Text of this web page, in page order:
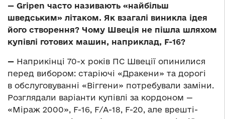
— Gripen часто називають «найбільш
шведським» літаком. Як взагалі виникла ідея
його створення? Чому Швеція не пішла шляхом
купівлі готових машин, наприклад, F-16?
— Наприкінці 70-х років ПС Швеції опинилися
перед вибором: старіючі «Дракени» та дорогі
в обслуговуванні «Віггени» потребували заміни.
Розглядали варіанти купівлі за кордоном —
«Міраж 2000», F-16, F/A-18, F-20, але врешті-